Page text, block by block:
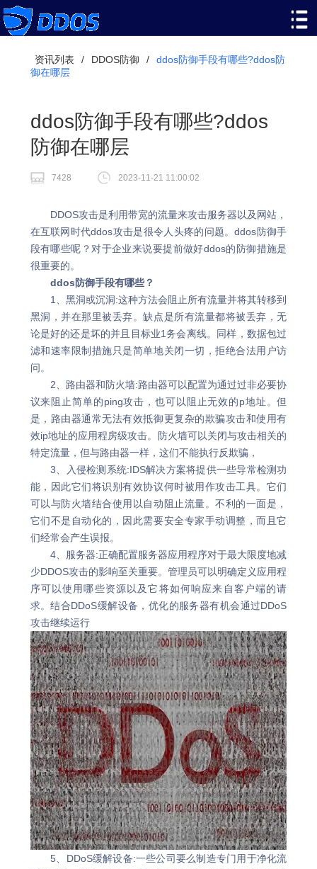
资讯列表 / DDOS防御 /
ddos防御手段有哪些?ddos防
御在哪层
ddos防御手段有哪些?ddos
防御在哪层
7428 2023-11-21 11:00:02
DDOS攻击是利用带宽的流量来攻击服务器以及网站，
在互联网时代ddos攻击是很令人头疼的问题。ddos防御手
段有哪些呢？对于企业来说要提前做好ddos的防御措施是
很重要的。
ddos防御手段有哪些？
1、黑洞或沉洞:这种方法会阻止所有流量并将其转移到
黑洞，并在那里被丢弃。缺点是所有流量都将被丢弃，无
论是好的还是坏的并且目标业1务会离线。同样，数据包过
滤和速率限制措施只是简单地关闭一切，拒绝合法用户访
问。
2、路由器和防火墙:路由器可以配置为通过过非必要协
议来阻止简单的ping攻击，也可以阻止无效的p地址。但
是，路由器通常无法有效抵御更复杂的欺骗攻击和使用有
效ip地址的应用程房级攻击。防火墙可以关闭与攻击相关的
特定流量，但与路由器一样，这们不能执行反欺骗，
3、入侵检测系统:IDS解决方案将提供一些导常检测功
能，因此它们将识别有效协议何时被用作攻击工具。它们
可以与防火墙结合使用以自动阻止流量。不利的一面是，
它们不是自动化的，因此需要安全专家手动调整，而且它
们经常会产生误报。
4、服务器:正确配置服务器应用程序对于最大限度地减
少DDOS攻击的影响至关重要。管理员可以明确定义应用程
序可以使用哪些资源以及它将如何响应来自客户端的请
求。结合DDoS缓解设备，优化的服务器有机会通过DDoS
攻击继续运行
5、DDoS缓解设备:一些公司要么制造专门用于净化流